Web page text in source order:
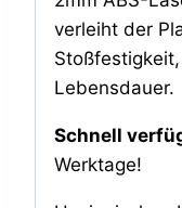
verleiht der
Lebensdauer.
Schnell
Werktage!